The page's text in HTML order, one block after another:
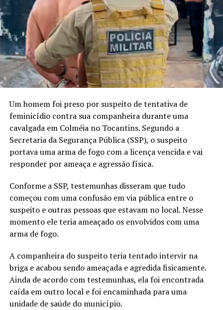
Um homem foi preso por suspeito de tentativa de
feminicídio contra sua companheira durante uma
cavalgada em Colméia no Tocantins. Segundo a
Secretaria da Segurança Pública (SSP), o suspeito
portava uma arma de fogo com a licença vencida e vai
responder por ameaça e agressão física.
Conforme a SSP, testemunhas disseram que tudo
começou com uma confusão em via pública entre o
suspeito e outras pessoas que estavam no local. Nesse
momento ele teria ameaçado os envolvidos com uma
arma de fogo.
A companheira do suspeito teria tentado intervir na
briga e acabou sendo ameaçada e agredida fisicamente.
Ainda de acordo com testemunhas, ela foi encontrada
caída em outro local e foi encaminhada para uma
unidade de saúde do município.